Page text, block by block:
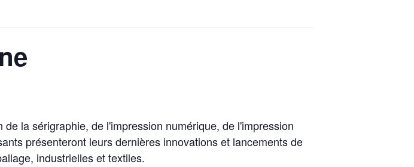
la sérigraphie, de l'impression numérique, de l'impression
présenteront leurs dernières innovations et lancements de
industrielles et textiles.